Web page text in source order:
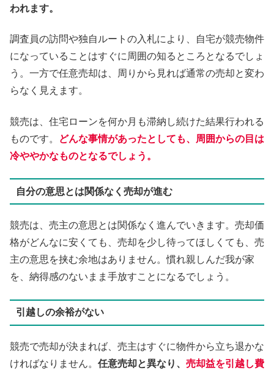
われます。
調査員の訪問や独自ルートの入札により、
自宅が競売物件
になっていることはすぐに周囲の知るところとなるでしょ
う。一方で任意売却は、周りから見れば通常の売却と変わ
らなく見えます。
競売は、住宅ローンを何か月も滞納し続けた結果行われる
ものです。
どんな事情があったとしても、周囲からの目は
冷ややかなものとなるでしょう。
自分の意思とは関係なく売却が進む
競売は、売主の意思とは関係なく進んでいきます。売却価
格がどんなに安くても、売却を少し待ってほしくても、売
主の意思を挟む余地はありません。慣れ親しんだ我が家
を、納得感のないまま手放すことになるでしょう。
引越しの余裕がない
競売で売却が決まれば、売主はすぐに物件から立ち退かな
ければなりません。 任意売却と異なり、 売却益を引越し費